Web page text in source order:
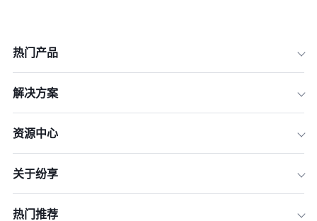
核心对接流程详解：从认证到数据同步
热门产品
解决方案
资源中心
关于纷享
热门推荐